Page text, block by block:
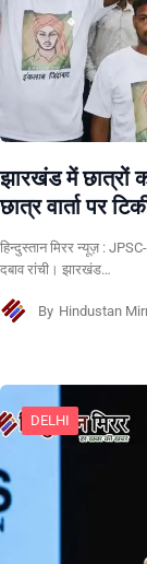
झारखंड में छात्रों
छात्र वार्ता पर
हिन्दुस्तान मिरर न्यूज़ :
दबाव रांची। झारखंड…
By Hindustan
DELHI